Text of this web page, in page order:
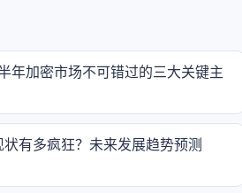
年加密市场不可错过的三大关键主
有多疯狂？未来发展趋势预测